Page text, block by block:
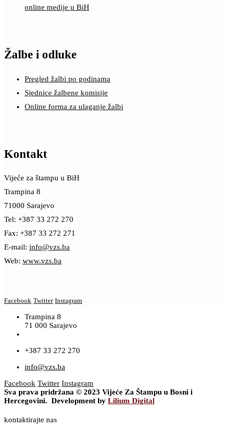
online medije u BiH
Žalbe i odluke
Pregled žalbi po godinama
Sjednice žalbene komisije
Online forma za ulaganje žalbi
Kontakt
Vijeće za štampu u BiH
Trampina 8
71000 Sarajevo
Tel: +387 33 272 270
Fax: +387 33 272 271
E-mail: info@vzs.ba
Web: www.vzs.ba
Facebook Twitter Instagram
Trampina 8
71 000 Sarajevo
+387 33 272 270
info@vzs.ba
Facebook Twitter Instagram
Sva prava pridržana © 2023 Vijeće Za Štampu u Bosni i
Hercegovini. Development by Lilium Digital
kontaktirajte nas